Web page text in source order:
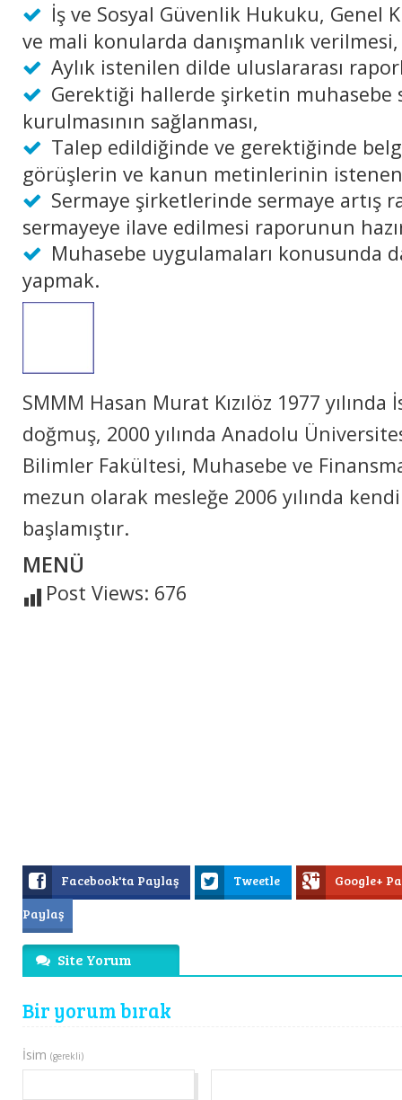
İş ve Sosyal Güvenlik Hukuku, Genel
ve mali konularda danışmanlık verilmesi,
Aylık istenilen dilde uluslararası
Gerektiği hallerde şirketin muhasebe
kurulmasının sağlanması,
Talep edildiğinde ve gerektiğinde
görüşlerin ve kanun metinlerinin
Sermaye şirketlerinde sermaye artış
sermayeye ilave edilmesi raporunun
Muhasebe uygulamaları konusunda
yapmak.
SMMM Hasan Murat Kızılöz 1977
doğmuş, 2000 yılında Anadolu
Bilimler Fakültesi, Muhasebe ve
mezun olarak mesleğe 2006 yılında
başlamıştır.
MENÜ
Post Views: 676
Facebook'ta Paylaş Tweetle
Google+
Paylaş
Site Yorum
Bir yorum bırak
İsim (gerekli)